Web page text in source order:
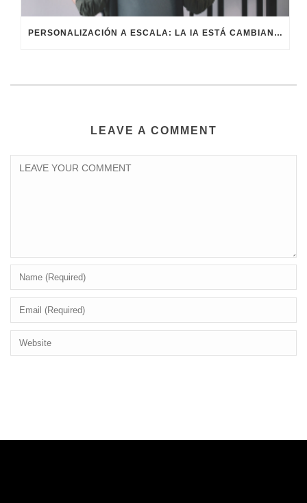
PERSONALIZACIÓN A ESCALA: LA IA ESTÁ CAMBIANDO EL MARKETING
LEAVE A COMMENT